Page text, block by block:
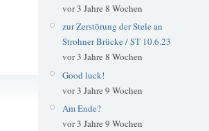
vor 3 Jahre 8 Wochen
zur Zerstörung der Stele an
Strohner Brücke / ST 10.6.23
vor 3 Jahre 8 Wochen
Good luck!
vor 3 Jahre 9 Wochen
Am Ende?
vor 3 Jahre 9 Wochen